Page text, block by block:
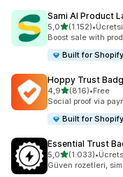
Sami AI Product
5,05 yıldız
(1.152)
toplam 1152•
Boost sale with
Built for Shopify
Hoppy Trust
4,95 yıldız üzerinden
(816)
toplam 816 •Free
Social proof via
Built for Shopify
Essential Trust
5,05 yıldız
(1.033)
toplam 1033 •
Güven rozetleri,